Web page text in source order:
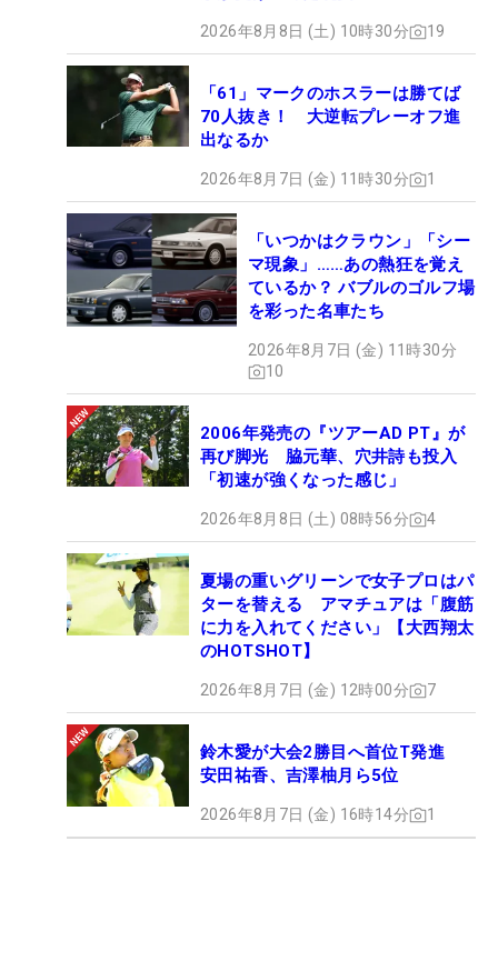
2026年8月8日 (土) 10時30分 19
「61」マークのホスラーは勝てば
70人抜き！ 大逆転プレーオフ進
出なるか
2026年8月7日 (金) 11時30分 1
「いつかはクラウン」「シー
マ現象」……あの熱狂を覚え
ているか？ バブルのゴルフ場
を彩った名車たち
2026年8月7日 (金) 11時30分
10
2006年発売の『ツアーAD PT』が
再び脚光 脇元華、穴井詩も投入
「初速が強くなった感じ」
2026年8月8日 (土) 08時56分 4
夏場の重いグリーンで女子プロはパ
ターを替える アマチュアは「腹筋
に力を入れてください」【大西翔太
のHOTSHOT】
2026年8月7日 (金) 12時00分 7
鈴木愛が大会2勝目へ首位T発進
安田祐香、吉澤柚月ら5位
2026年8月7日 (金) 16時14分 1